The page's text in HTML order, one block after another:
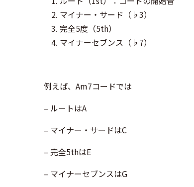
マイナー・サード（♭3）
完全5度（5th）
マイナーセブンス（♭7）
例えば、Am7コードでは
– ルートはA
– マイナー・サードはC
– 完全5thはE
– マイナーセブンスはG